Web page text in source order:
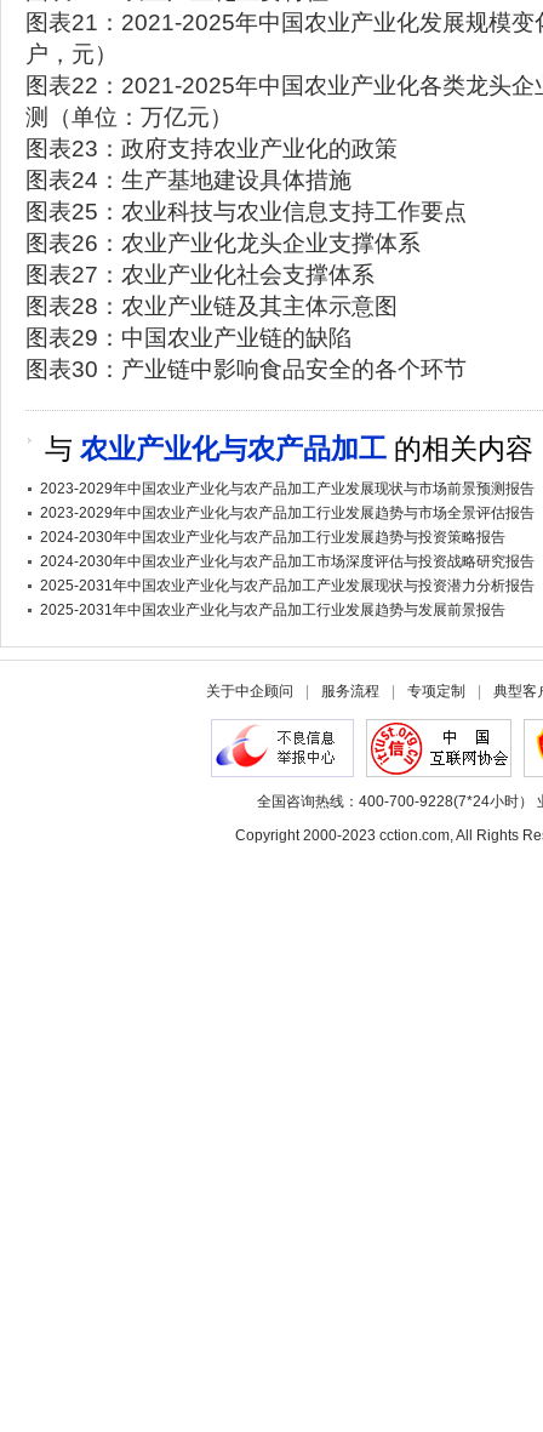
图表21：2021-2025年中国农业产业化发展规模
户，元）
图表22：2021-2025年中国农业产业化各类龙头
测（单位：万亿元）
图表23：政府支持农业产业化的政策
图表24：生产基地建设具体措施
图表25：农业科技与农业信息支持工作要点
图表26：农业产业化龙头企业支撑体系
图表27：农业产业化社会支撑体系
图表28：农业产业链及其主体示意图
图表29：中国农业产业链的缺陷
图表30：产业链中影响食品安全的各个环节
与 农业产业化与农产品加工 的相关内容
2023-2029年中国农业产业化与农产品加工产业发展现状与市场前景预测报告
2023-2029年中国农业产业化与农产品加工行业发展趋势与市场全景评估报告
2024-2030年中国农业产业化与农产品加工行业发展趋势与投资策略报告
2024-2030年中国农业产业化与农产品加工市场深度评估与投资战略研究报告
2025-2031年中国农业产业化与农产品加工产业发展现状与投资潜力分析报告
2025-2031年中国农业产业化与农产品加工行业发展趋势与发展前景报告
关于中企顾问 服务流程 专项定制 典型客
全国咨询热线：400-700-9228(7*24小时）
Copyright 2000-2023 cction.com, All Rights